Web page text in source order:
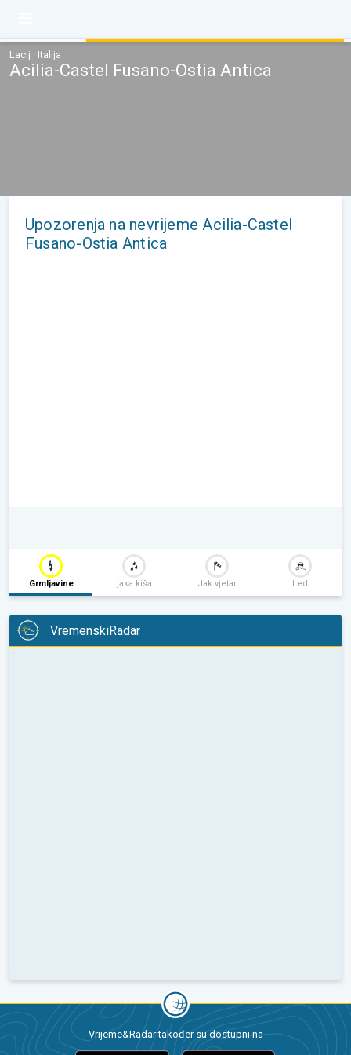
Lacij · Italija
Acilia-Castel Fusano-Ostia Antica
Upozorenja na nevrijeme Acilia-Castel
Fusano-Ostia Antica
Grmljavine jaka kiša Jak vjetar Led
VremenskiRadar
Vrijeme&Radar također su dostupni na